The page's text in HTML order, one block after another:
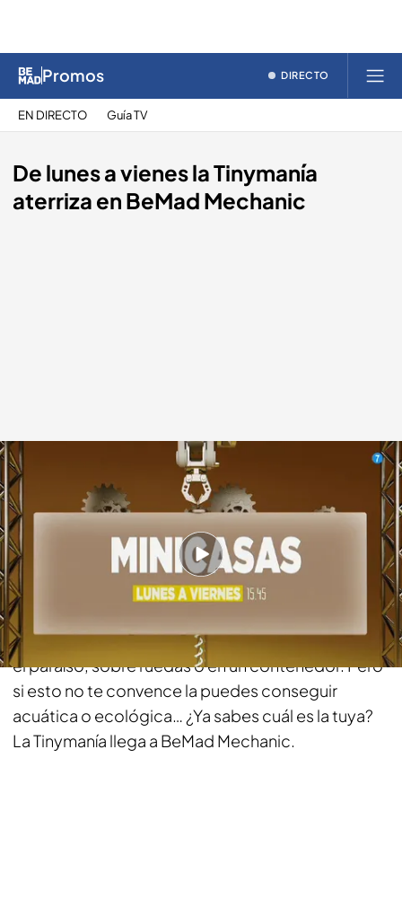
Promos DIRECTO
EN DIRECTO Guía TV
De lunes a vienes la Tinymanía
aterriza en BeMad Mechanic
bemad.es
17 SEP 2018 - 12:26h.
Compartir
Si te apasiona el mundo de las minicasas primero
tienes que buscarlas y luego elegir si las quieres en
el paraíso, sobre ruedas o en un contenedor. Pero
si esto no te convence la puedes conseguir
acuática o ecológica… ¿Ya sabes cuál es la tuya?
La Tinymanía llega a BeMad Mechanic.